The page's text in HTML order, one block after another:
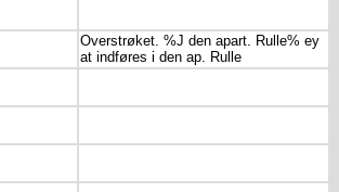
Overstrøket. %J den apart. Rulle% ey
at indføres i den ap. Rulle